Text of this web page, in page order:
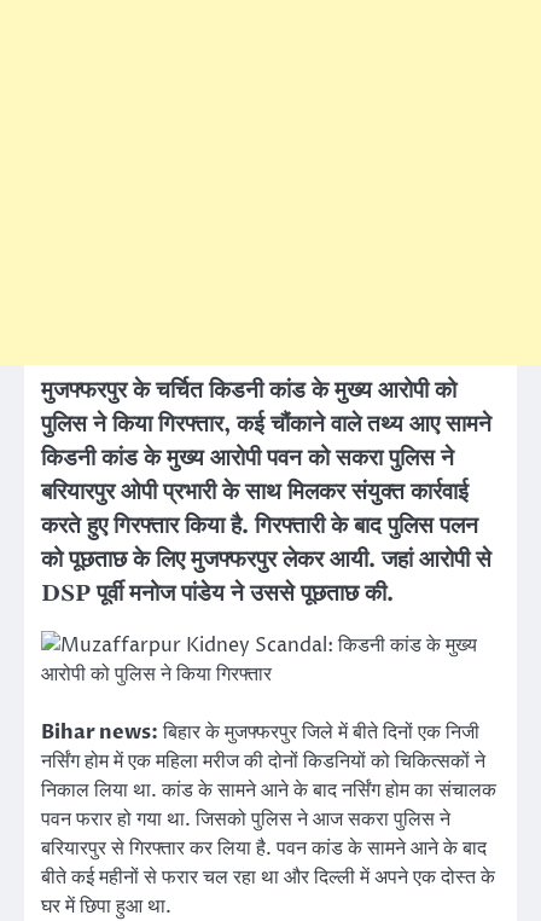
मुजफ्फरपुर के चर्चित किडनी कांड के मुख्य आरोपी को
पुलिस ने किया गिरफ्तार, कई चौंकाने वाले तथ्य आए सामने
किडनी कांड के मुख्य आरोपी पवन को सकरा पुलिस ने
बरियारपुर ओपी प्रभारी के साथ मिलकर संयुक्त कार्रवाई
करते हुए गिरफ्तार किया है. गिरफ्तारी के बाद पुलिस पलन
को पूछताछ के लिए मुजफ्फरपुर लेकर आयी. जहां आरोपी से
DSP पूर्वी मनोज पांडेय ने उससे पूछताछ की.
Bihar news:बिहार के मुजफ्फरपुर जिले में बीते दिनों एक निजी
नर्सिंग होम में एक महिला मरीज की दोनों किडनियों को चिकित्सकों ने
निकाल लिया था. कांड के सामने आने के बाद नर्सिंग होम का संचालक
पवन फरार हो गया था. जिसको पुलिस ने आज सकरा पुलिस ने
बरियारपुर से गिरफ्तार कर लिया है. पवन कांड के सामने आने के बाद
बीते कई महीनों से फरार चल रहा था और दिल्ली में अपने एक दोस्त के
घर में छिपा हुआ था.